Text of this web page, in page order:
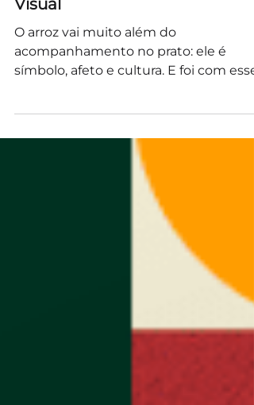
Festival do Arroz - Identidade
Visual
O arroz vai muito além do
acompanhamento no prato: ele é
olhar sensível que desenvolvemos a...